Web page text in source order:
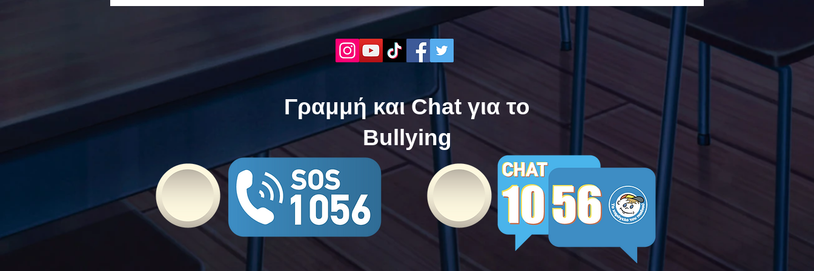
δυνάμεις τους ενάντια στο
Τώρα. Με σύνθημα "Μίλα
Τώρα" όλα τα σχολεία της
Ελλάδας ενώνουν τις
δυνάμεις τους ενάντια στο
| Μίλα Τώρα. Με σύνθημα
"Μίλα Τώρα" όλα τα σχολεία
της Ελλάδας ενώνουν τις
δυνάμεις τους ενάντια στο
Bullying
Γραμμή και Chat για το
Bullying